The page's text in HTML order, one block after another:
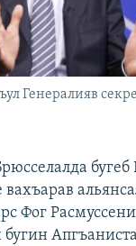
РС
Генералияв
вахъарав
Фог
бугин